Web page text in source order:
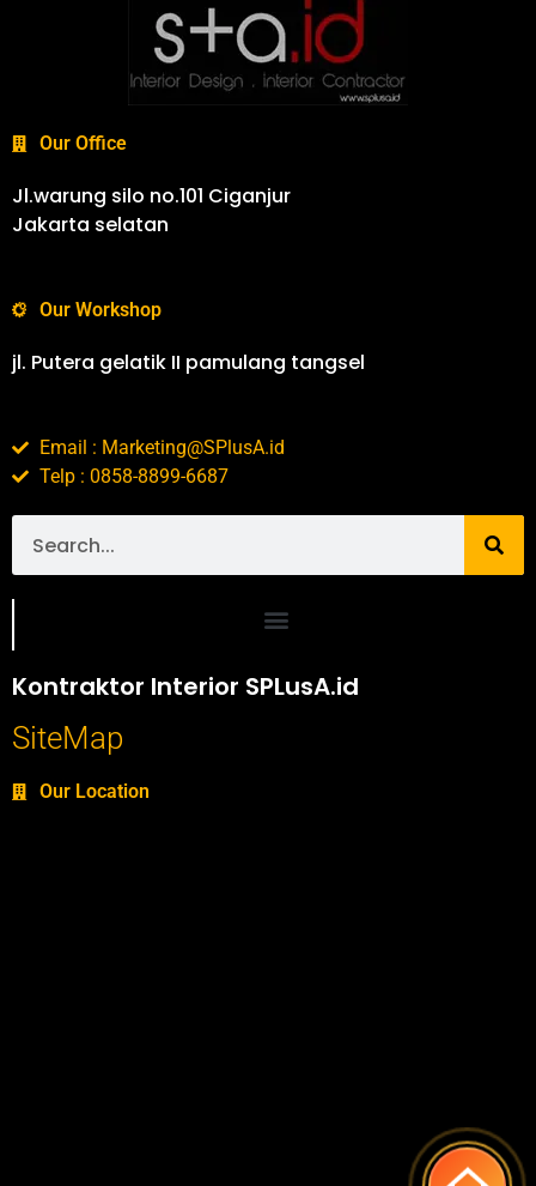
Our Office
Jl.warung silo no.101 Ciganjur
Jakarta selatan
Our Workshop
jl. Putera gelatik II pamulang tangsel
Email : Marketing@SPlusA.id
Telp : 0858-8899-6687
Kontraktor Interior SPLusA.id
SiteMap
Our Location